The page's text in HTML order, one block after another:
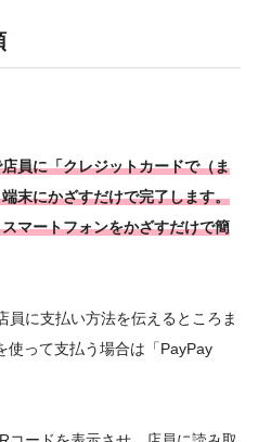
員に「クレジットカードで（ま
末にかざすだけで完了します。
マートフォンをかざすだけで簡
員に支払い方法を伝えるところま
使って支払う場合は「PayPay